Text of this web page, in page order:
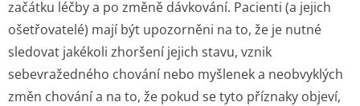
začátku léčby a po změně dávkování. Pacienti (a jejich
ošetřovatelé) mají být upozorněni na to, že je nutné
sledovat jakékoli zhoršení jejich stavu, vznik
sebevražedného chování nebo myšlenek a neobvyklých
změn chování a na to, že pokud se tyto příznaky objeví,